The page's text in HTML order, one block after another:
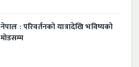
नेपाल : परिवर्तनको यात्रादेखि भविष्यको
मोडसम्म